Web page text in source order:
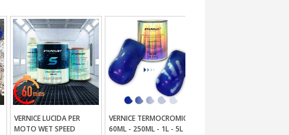
Aggiungi Al Carrello
VERNICE LUCIDA PER
MOTO WET SPEED
Aggiungi Al Carrello
VERNICE TERMOCROMICA
60ML - 250ML - 1L - 5L